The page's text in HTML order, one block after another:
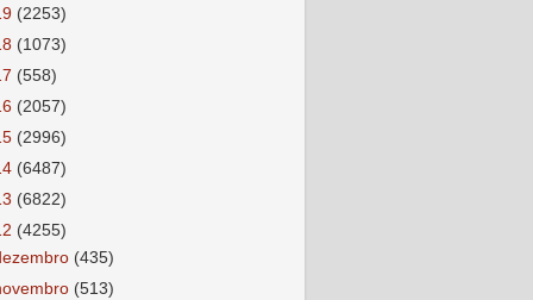
(2253)
(1073)
(558)
(2057)
(2996)
(6487)
(6822)
(4255)
(435)
(513)